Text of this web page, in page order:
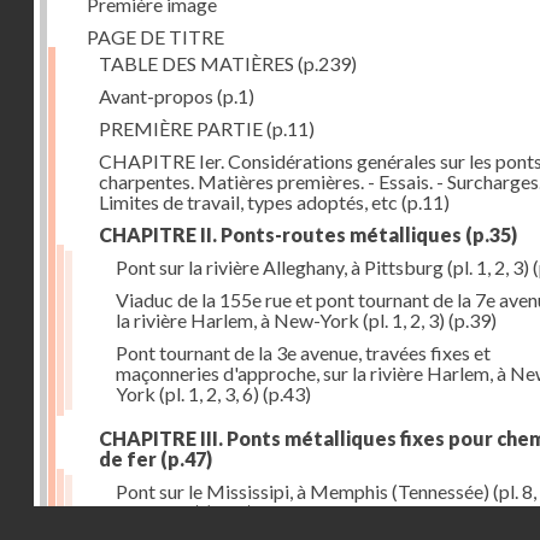
PAGE DE TITRE
TABLE DES MATIÈRES (p.239)
Avant-propos (p.1)
PREMIÈRE PARTIE(p.11)
CHAPITRE Ier. Considérations genérales sur les
charpentes. Matières premières. - Essais. -
Limites de travail, types adoptés, etc (p.11)
CHAPITRE II. Ponts-routes métalliques (p.35)
Pont sur la rivière Alleghany, à Pittsburg (pl. 1, 2, 3)
Viaduc de la 155e rue et pont tournant de la 7e
la rivière Harlem, à New-York (pl. 1, 2, 3) (p.39)
Pont tournant de la 3e avenue, travées fixes et
maçonneries d'approche, sur la rivière Harlem, à
York (pl. 1, 2, 3, 6) (p.43)
CHAPITRE III. Ponts métalliques fixes pour
de fer (p.47)
Pont sur le Mississipi, à Memphis (Tennessée) (pl. 8,
11, 12, 13)(p.47)